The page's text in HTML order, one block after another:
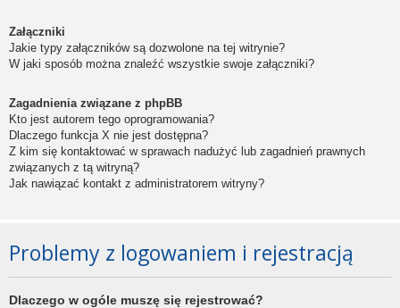
Załączniki
Jakie typy załączników są dozwolone na tej witrynie?
W jaki sposób można znaleźć wszystkie swoje załączniki?
Zagadnienia związane z phpBB
Kto jest autorem tego oprogramowania?
Dlaczego funkcja X nie jest dostępna?
Z kim się kontaktować w sprawach nadużyć lub zagadnień prawnych
związanych z tą witryną?
Jak nawiązać kontakt z administratorem witryny?
Problemy z logowaniem i rejestracją
Dlaczego w ogóle muszę się rejestrować?